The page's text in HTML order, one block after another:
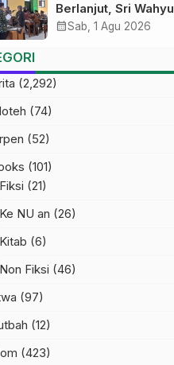
Berlanjut, Sri Wahyu
Susilowati Resmi
calendar_monthSab, 1 Agu 2026
(2,292)
(74)
(52)
(101)
Fiksi (21)
Ke NU an (26)
Kitab (6)
Non Fiksi (46)
(97)
(12)
(423)